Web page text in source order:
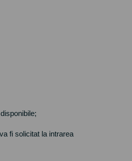
fi solicitat la intrarea